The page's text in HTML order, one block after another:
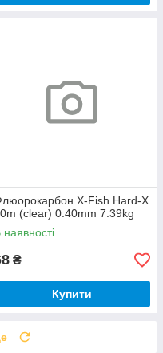
X-Fish Hard-X
(clear) 0.40mm 7.39kg
наявності
₴
Купити